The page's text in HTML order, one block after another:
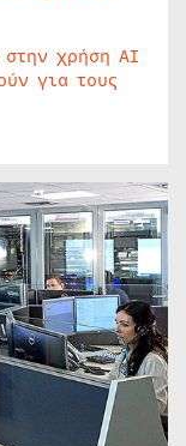
στην χρήση AI
για τους